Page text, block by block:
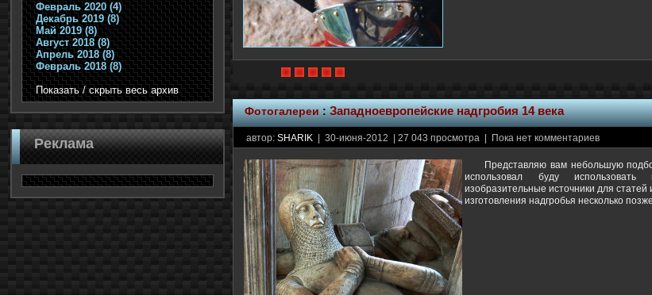
Фотогалереи: Западноевропейские надгробия 14 века
автор:SHARIK | 30-июня-2012 | 27 043 просмотра | Пока нет комментариев
Представляю вам небольшую
использовал буду
изобразительные источники для
изготовления надгробья несколько
Февраль 2020 (4)
Декабрь 2019 (8)
Май 2019 (8)
Август 2018 (8)
Апрель 2018 (8)
Февраль 2018 (8)
Показать / скрыть весь архив
Реклама